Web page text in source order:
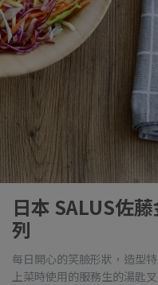
日本 SALUS佐
列
每日開心的笑臉形狀，造型特
上菜時使用的服務生的湯匙